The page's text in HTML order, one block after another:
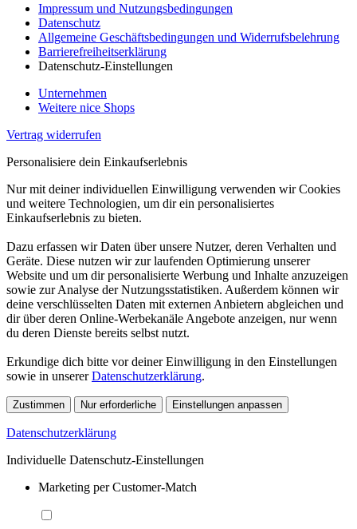
Impressum und Nutzungsbedingungen
Datenschutz
Allgemeine Geschäftsbedingungen und Widerrufsbelehrung
Barrierefreiheitserklärung
Datenschutz-Einstellungen
Unternehmen
Weitere nice Shops
Vertrag widerrufen
Personalisiere dein Einkaufserlebnis
Nur mit deiner individuellen Einwilligung verwenden wir Cookies
und weitere Technologien, um dir ein personalisiertes
Einkaufserlebnis zu bieten.
Dazu erfassen wir Daten über unsere Nutzer, deren Verhalten und
Geräte. Diese nutzen wir zur laufenden Optimierung unserer
Website und um dir personalisierte Werbung und Inhalte anzuzeigen
sowie zur Analyse der Nutzungsstatistiken. Außerdem können wir
deine verschlüsselten Daten mit externen Anbietern abgleichen und
dir über deren Online-Werbekanäle Angebote anzeigen, nur wenn
du deren Dienste bereits selbst nutzt.
Erkundige dich bitte vor deiner Einwilligung in den Einstellungen
sowie in unsererDatenschutzerklärung.
Zustimmen Nur erforderliche Einstellungen anpassen
Datenschutzerklärung
Individuelle Datenschutz-Einstellungen
Marketing per Customer-Match